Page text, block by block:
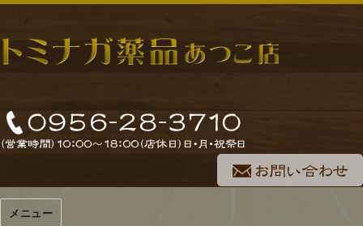
メニュー